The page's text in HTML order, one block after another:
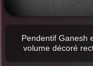
Pendentif Ganesh
volume décoré